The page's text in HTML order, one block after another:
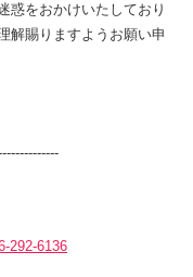
惑をおかけいたしており
解賜りますようお願い申
292-6136